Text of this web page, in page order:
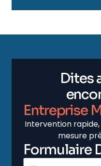
Dites
Entreprise
Intervention
mesure
Formulaire